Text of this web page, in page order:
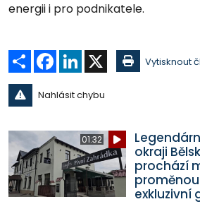
energii i pro podnikatele.
Sdílet Facebook
LinkedIn Vytisknout
Nahlásit chybu
01:32
okraji
prochází
exkluzivní